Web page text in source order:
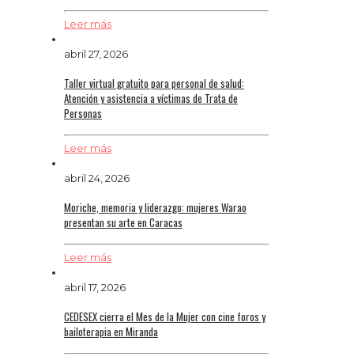
Leer más
abril 27, 2026
Taller virtual gratuito para personal de salud:
Atención y asistencia a víctimas de Trata de
Personas
Leer más
abril 24, 2026
Moriche, memoria y liderazgo: mujeres Warao
presentan su arte en Caracas
Leer más
abril 17, 2026
CEDESEX cierra el Mes de la Mujer con cine foros y
bailoterapia en Miranda‌